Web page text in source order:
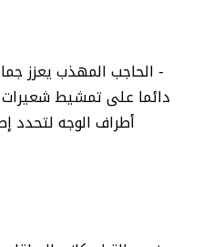
- الحاجب المهذب يعزز
دائما على تمشيط
أطراف الوجه لتحدد